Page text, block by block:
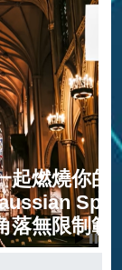
限宇宙!
法進行
手機建